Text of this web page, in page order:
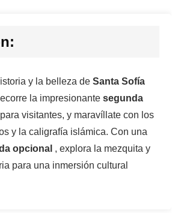
y la belleza de Santa Sofía
la impresionante segunda
visitantes, y maravíllate con los
y la caligrafía islámica. Con una
opcional , explora la mezquita y
para una inmersión cultural